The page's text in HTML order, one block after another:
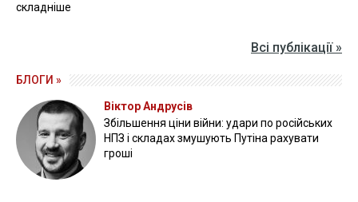
складніше
Всі публікації »
БЛОГИ »
Віктор Андрусів
Збільшення ціни війни: удари по російських
НПЗ і складах змушують Путіна рахувати
гроші